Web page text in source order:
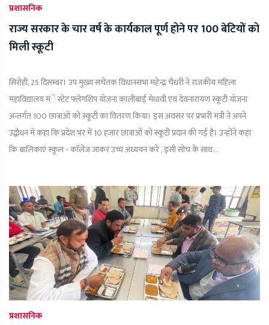
प्रशासनिक
राज्य सरकार के चार वर्ष के कार्यकाल पूर्ण होने पर 100 बेटियों को
मिली स्कूटी
सिरोही, 25 दिसम्बर। उप मुख्य सचेतक विधानसभा महेन्द्र चैधरी ने राजकीय महिला
महाविद्यालय मंे स्टेट फ्लेगशिप योजना कालीबाई मेधावी एवं देवनारायण स्कूटी योजना
अन्तर्गत 100 छात्राओं को स्कूटी का वितरण किया। इस अवसर पर प्रभारी मंत्री ने अपने
उद्बोधन में कहा कि प्रदेश भर में 10 हजार छात्राओं को स्कूटी प्रदान की गई है। उन्होंने कहा
कि बालिकाएं स्कूल - काॅलेज जाकर उच्च अध्ययन करें , इसी सोच के साथ...
प्रशासनिक